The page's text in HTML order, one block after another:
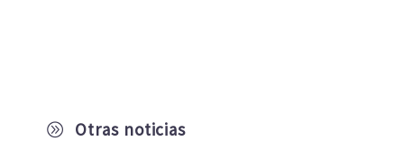
A Otras noticias